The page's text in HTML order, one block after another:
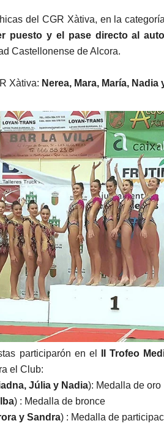
del CGR Xàtiva, en la
puesto y el pase directo al
Castellonense de Alcora.
Xàtiva: Nerea, Mara, María, Nadia
participarón en el II Trofeo
el Club:
Júlia y Nadia): Medalla de oro
) : Medalla de bronce
y Sandra) : Medalla de